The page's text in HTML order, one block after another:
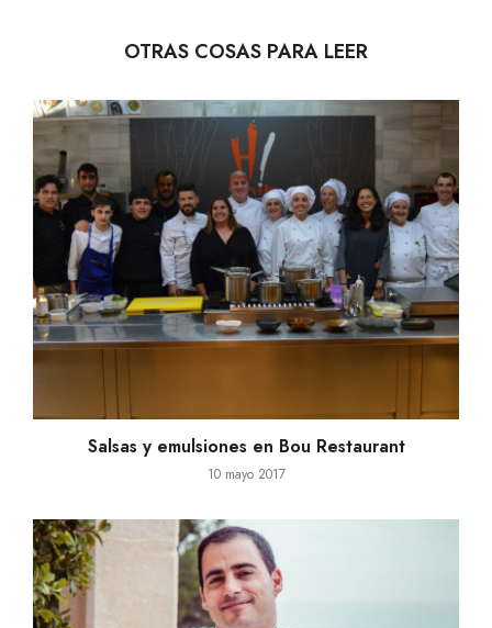
OTRAS COSAS PARA LEER
Salsas y emulsiones en Bou Restaurant
10 mayo 2017